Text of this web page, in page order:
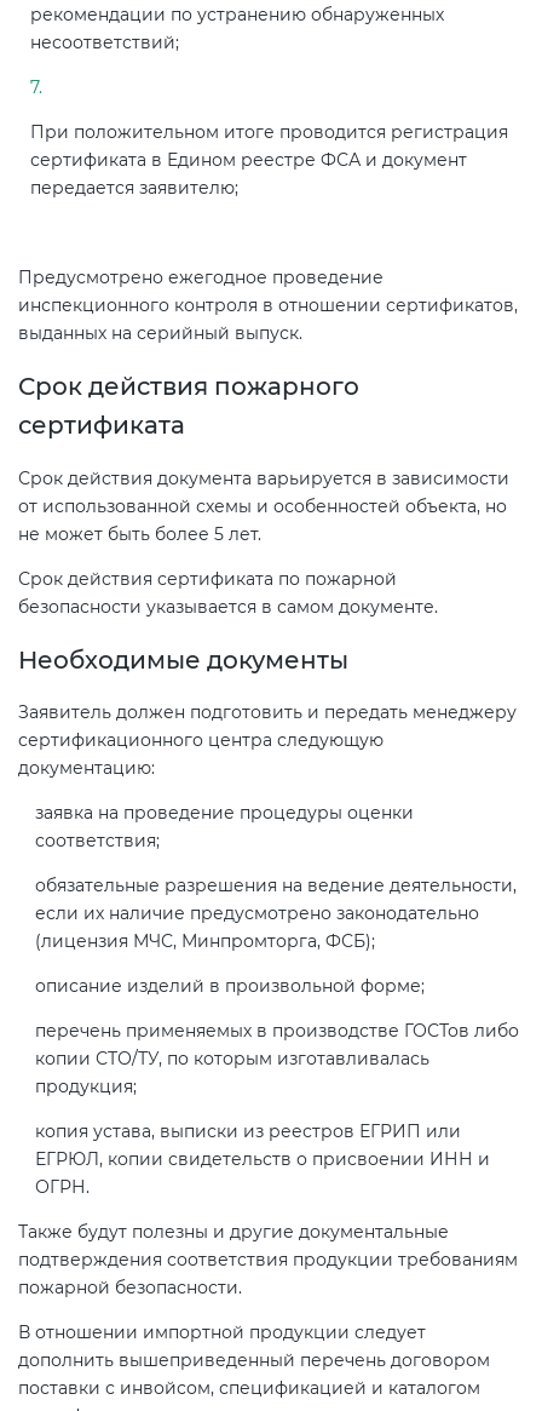
рекомендации по устранению обнаруженных
несоответствий;
При положительном итоге проводится регистрация
сертификата в Едином реестре ФСА и документ
передается заявителю;
Предусмотрено ежегодное проведение
инспекционного контроля в отношении сертификатов,
выданных на серийный выпуск.
Срок действия пожарного
сертификата
Срок действия документа варьируется в зависимости
от использованной схемы и особенностей объекта, но
не может быть более 5 лет.
Срок действия сертификата по пожарной
безопасности указывается в самом документе.
Необходимые документы
Заявитель должен подготовить и передать менеджеру
сертификационного центра следующую
документацию:
заявка на проведение процедуры оценки
соответствия;
обязательные разрешения на ведение деятельности,
если их наличие предусмотрено законодательно
(лицензия МЧС, Минпромторга, ФСБ);
описание изделий в произвольной форме;
перечень применяемых в производстве ГОСТов либо
копии СТО/ТУ, по которым изготавливалась
продукция;
копия устава, выписки из реестров ЕГРИП или
ЕГРЮЛ, копии свидетельств о присвоении ИНН и
ОГРН.
Также будут полезны и другие документальные
подтверждения соответствия продукции требованиям
пожарной безопасности.
В отношении импортной продукции следует
дополнить вышеприведенный перечень договором
поставки с инвойсом, спецификацией и каталогом